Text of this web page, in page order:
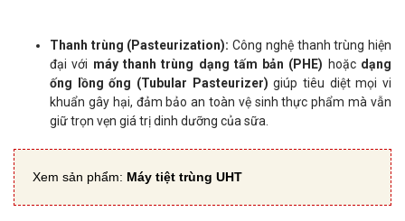
Thanh trùng (Pasteurization): Công nghệ thanh trùng hiện
đại với máy thanh trùng dạng tấm bản (PHE) hoặc dạng
ống lồng ống (Tubular Pasteurizer) giúp tiêu diệt mọi vi
khuẩn gây hại, đảm bảo an toàn vệ sinh thực phẩm mà vẫn
giữ trọn vẹn giá trị dinh dưỡng của sữa.
Xem sản phẩm: Máy tiệt trùng UHT